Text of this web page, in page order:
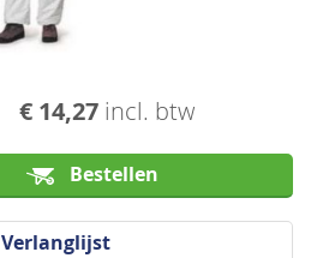
€ 14,27 incl. btw
Bestellen
Verlanglijst